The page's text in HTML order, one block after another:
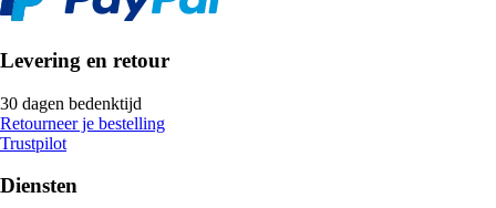
Levering en retour
30 dagen bedenktijd
Retourneer je bestelling
Trustpilot
Diensten